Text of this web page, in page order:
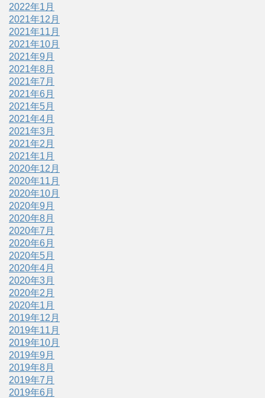
2022年1月
2021年12月
2021年11月
2021年10月
2021年9月
2021年8月
2021年7月
2021年6月
2021年5月
2021年4月
2021年3月
2021年2月
2021年1月
2020年12月
2020年11月
2020年10月
2020年9月
2020年8月
2020年7月
2020年6月
2020年5月
2020年4月
2020年3月
2020年2月
2020年1月
2019年12月
2019年11月
2019年10月
2019年9月
2019年8月
2019年7月
2019年6月